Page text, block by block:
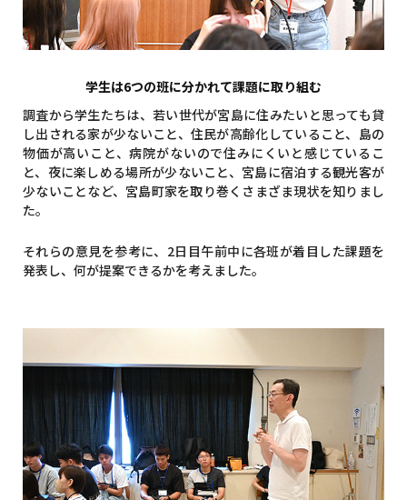
学生は6つの班に分かれて課題に取り組む
調査から学生たちは、若い世代が宮島に住みたいと思っても貸
し出される家が少ないこと、住民が高齢化していること、島の
物価が高いこと、病院がないので住みにくいと感じているこ
と、夜に楽しめる場所が少ないこと、宮島に宿泊する観光客が
少ないことなど、宮島町家を取り巻くさまざま現状を知りまし
た。
それらの意見を参考に、2日目午前中に各班が着目した課題を
発表し、何が提案できるかを考えました。